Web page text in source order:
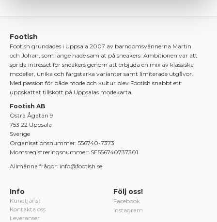
Footish
Footish grundades i Uppsala 2007 av barndomsvännerna Martin
och Johan, som länge hade samlat på sneakers. Ambitionen var att
sprida intresset för sneakers genom att erbjuda en mix av klassiska
modeller, unika och färgstarka varianter samt limiterade utgåvor.
Med passion för både mode och kultur blev Footish snabbt ett
uppskattat tillskott på Uppsalas modekarta.
Footish AB
Östra Ågatan 9
753 22 Uppsala
Sverige
Organisationsnummer: 556740-7373
Momsregistreringsnummer: SE556740737301
Allmänna frågor: info@footish.se
Info
Kundtjänst
Kontakta oss
Leveranser
Följ oss!
Facebook
Instagram